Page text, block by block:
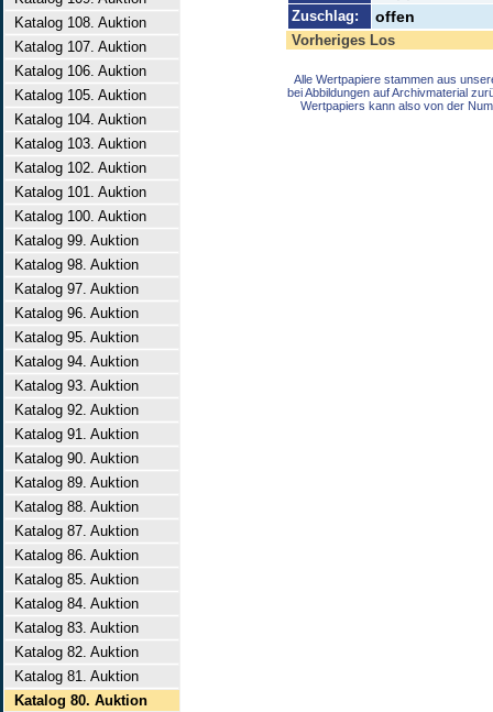
Katalog 108. Auktion
Katalog 107. Auktion
Katalog 106. Auktion
Katalog 105. Auktion
Katalog 104. Auktion
Katalog 103. Auktion
Katalog 102. Auktion
Katalog 101. Auktion
Katalog 100. Auktion
Katalog 99. Auktion
Katalog 98. Auktion
Katalog 97. Auktion
Katalog 96. Auktion
Katalog 95. Auktion
Katalog 94. Auktion
Katalog 93. Auktion
Katalog 92. Auktion
Katalog 91. Auktion
Katalog 90. Auktion
Katalog 89. Auktion
Katalog 88. Auktion
Katalog 87. Auktion
Katalog 86. Auktion
Katalog 85. Auktion
Katalog 84. Auktion
Katalog 83. Auktion
Katalog 82. Auktion
Katalog 81. Auktion
Katalog 80. Auktion
Zuschlag: offen
Vorheriges Los
Alle Wertpapiere stammen aus
bei Abbildungen auf Archivmaterial
Wertpapiers kann also von der